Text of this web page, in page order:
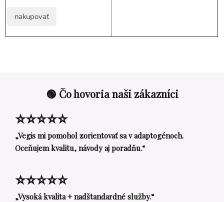
nakupovať
🟢 Čo hovoria naši zákazníci
⭐⭐⭐⭐⭐
„Vegis mi pomohol zorientovať sa v adaptogénoch.
Oceňujem kvalitu, návody aj poradňu.“
⭐⭐⭐⭐⭐
„Vysoká kvalita + nadštandardné služby.“